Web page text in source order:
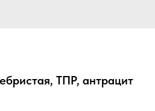
ТПР, антрацит